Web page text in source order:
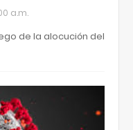
a.m.
de la alocución del